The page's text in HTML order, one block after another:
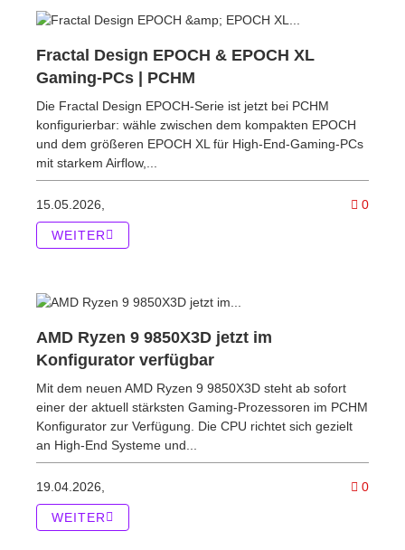
Fractal Design EPOCH & EPOCH XL
Gaming-PCs | PCHM
Die Fractal Design EPOCH-Serie ist jetzt bei PCHM
konfigurierbar: wähle zwischen dem kompakten EPOCH
und dem größeren EPOCH XL für High-End-Gaming-PCs
mit starkem Airflow,...
15.05.2026, 0
WEITER
AMD Ryzen 9 9850X3D jetzt im
Konfigurator verfügbar
Mit dem neuen AMD Ryzen 9 9850X3D steht ab sofort
einer der aktuell stärksten Gaming-Prozessoren im PCHM
Konfigurator zur Verfügung. Die CPU richtet sich gezielt
an High-End Systeme und...
19.04.2026, 0
WEITER